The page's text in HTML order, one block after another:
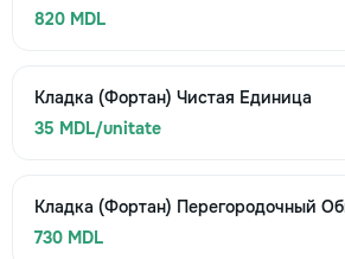
820 MDL
Кладка (Фортан) Чистая Единица
35 MDL/unitate
Кладка (Фортан) Перегородочный
730 MDL